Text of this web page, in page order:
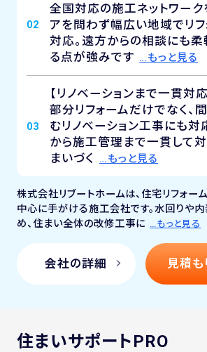
02
全国対応の施工ネットワーク
アを問わず幅広い地域でリ
対応。遠方からの相談にも
る点が強みです …もっと見る
03
【リノベーションまで一貫対応
部分リフォームだけでなく、
むリノベーション工事にも対
から施工管理まで一貫して
まいづく
…もっと見る
株式会社リブートホームは、住宅リフォーム
中心に手がける施工会社です。水回りや内
め、住まい全体の改修工事に …もっと見る
会社の詳細 見積も
住まいサポートPRO